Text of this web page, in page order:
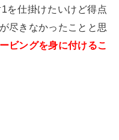
を仕掛けたいけど得点
尽きなかったことと思
ビングを身に付けるこ